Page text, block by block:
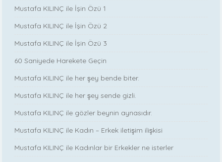
Mustafa KILINÇ ile İşin Özü 1
Mustafa KILINÇ ile İşin Özü 2
Mustafa KILINÇ ile İşin Özü 3
60 Saniyede Harekete Geçin
Mustafa KILINÇ ile her şey bende biter.
Mustafa KILINÇ ile her şey sende gizli.
Mustafa KILINÇ ile gözler beynin aynasıdır.
Mustafa KILINÇ ile Kadın – Erkek iletişim ilişkisi
Mustafa KILINÇ ile Kadınlar bir Erkekler ne isterler